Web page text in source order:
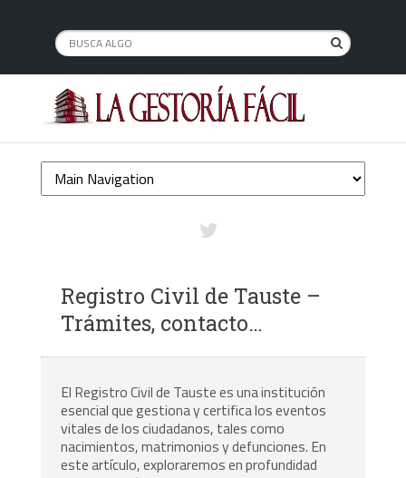
Registro Civil de Tauste –
Trámites, contacto…
El Registro Civil de Tauste es una institución
esencial que gestiona y certifica los eventos
vitales de los ciudadanos, tales como
nacimientos, matrimonios y defunciones. En
este artículo, exploraremos en profundidad